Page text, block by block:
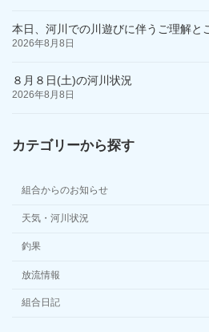
本日、河川での川遊びに伴うご理解と
2026年8月8日
８月８日(土)の河川状況
2026年8月8日
カテゴリーから探す
組合からのお知らせ
天気・河川状況
釣果
放流情報
組合日記